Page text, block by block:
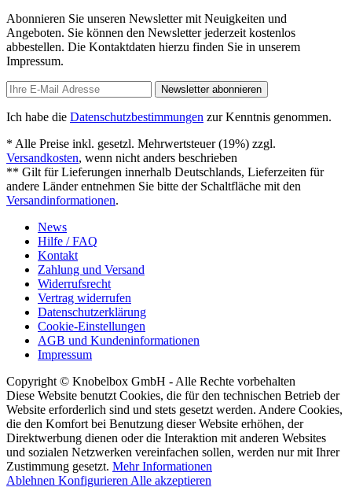
Abonnieren Sie unseren Newsletter mit Neuigkeiten und
Angeboten. Sie können den Newsletter jederzeit kostenlos
abbestellen. Die Kontaktdaten hierzu finden Sie in unserem
Impressum.
Newsletter abonnieren
Ich habe die Datenschutzbestimmungen zur Kenntnis genommen.
* Alle Preise inkl. gesetzl. Mehrwertsteuer (19%) zzgl.
Versandkosten, wenn nicht anders beschrieben
** Gilt für Lieferungen innerhalb Deutschlands, Lieferzeiten für
andere Länder entnehmen Sie bitte der Schaltfläche mit den
Versandinformationen.
News
Hilfe / FAQ
Kontakt
Zahlung und Versand
Widerrufsrecht
Vertrag widerrufen
Datenschutzerklärung
Cookie-Einstellungen
AGB und Kundeninformationen
Impressum
Copyright © Knobelbox GmbH - Alle Rechte vorbehalten
Diese Website benutzt Cookies, die für den technischen Betrieb der
Website erforderlich sind und stets gesetzt werden. Andere Cookies,
die den Komfort bei Benutzung dieser Website erhöhen, der
Direktwerbung dienen oder die Interaktion mit anderen Websites
und sozialen Netzwerken vereinfachen sollen, werden nur mit Ihrer
Zustimmung gesetzt. Mehr Informationen
Ablehnen Konfigurieren Alle akzeptieren